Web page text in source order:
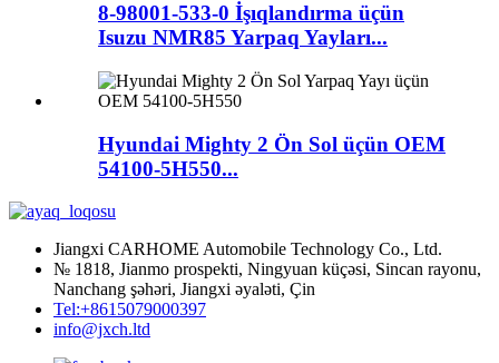
8-98001-533-0 İşıqlandırma üçün
Isuzu NMR85 Yarpaq Yayları...
Hyundai Mighty 2 Ön Sol üçün OEM
54100-5H550...
Jiangxi CARHOME Automobile Technology Co., Ltd.
№ 1818, Jianmo prospekti, Ningyuan küçəsi, Sincan rayonu,
Nanchang şəhəri, Jiangxi əyaləti, Çin
Tel:+8615079000397
info@jxch.ltd